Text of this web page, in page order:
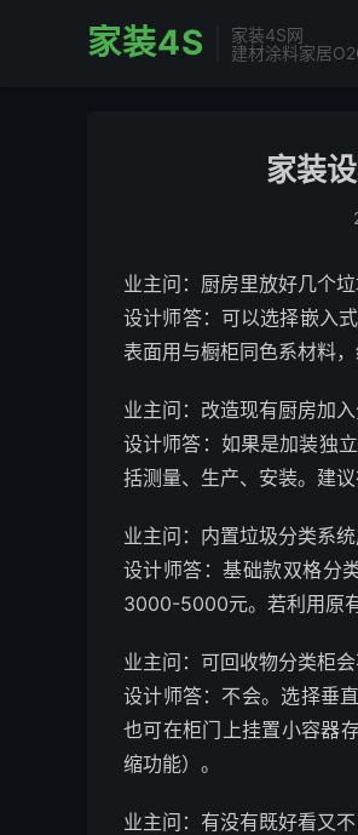
家装4S
家装4S网
建材涂料家居
家装
业主问：厨房里放好几个
设计师答：可以选择嵌入
表面用与橱柜同色系材料
业主问：改造现有厨房加
设计师答：如果是加装独
括测量、生产、安装。建
业主问：内置垃圾分类系
设计师答：基础款双格分
3000-5000元。若利用原
业主问：可回收物分类柜
设计师答：不会。选择垂
也可在柜门上挂置小容器
缩功能）。
业主问：有没有既好看又